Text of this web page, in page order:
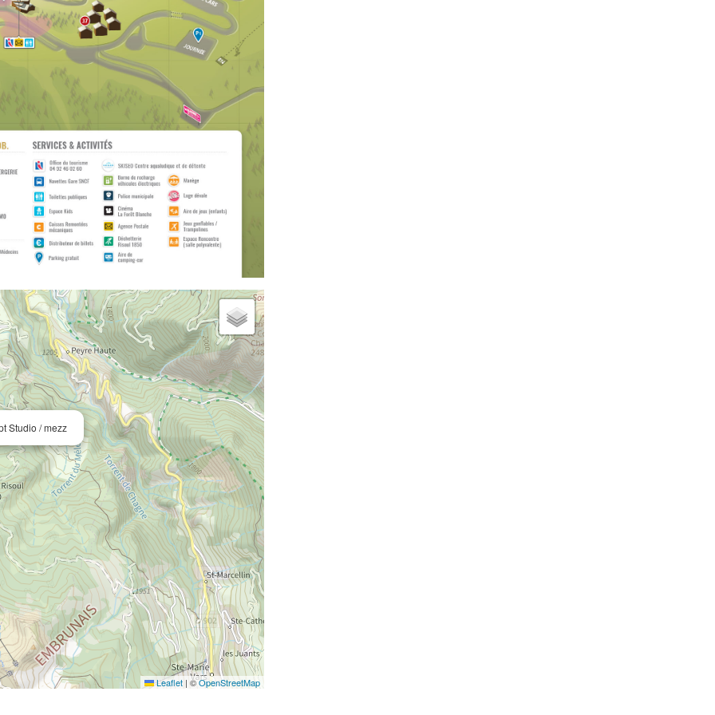
Studio / mezz
Leaflet | ©OpenStreetMap